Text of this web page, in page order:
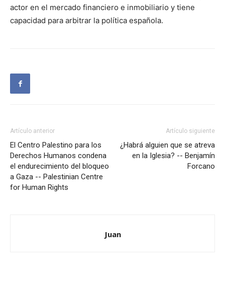
actor en el mercado financiero e inmobiliario y tiene
capacidad para arbitrar la política española.
Artículo anterior
El Centro Palestino para los
Derechos Humanos condena
el endurecimiento del bloqueo
a Gaza -- Palestinian Centre
for Human Rights
Artículo siguiente
¿Habrá alguien que se atreva
en la Iglesia? -- Benjamín
Forcano
Juan